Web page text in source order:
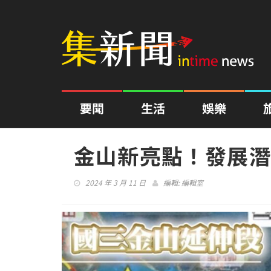
要聞 生活 娛樂
金山新亮點！發展
2024 年 3 月 11 日 編輯:編輯室